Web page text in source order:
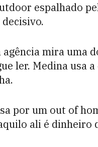
espalhado
mira uma
ler. Medina usa
por um out of
ali é